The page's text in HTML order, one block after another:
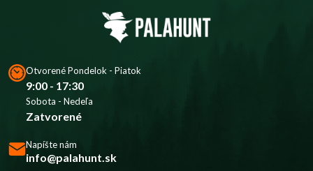
Otvorené Pondelok - Piatok
9:00 - 17:30
Sobota - Nedeľa
Zatvorené
Napíšte nám
info@palahunt.sk